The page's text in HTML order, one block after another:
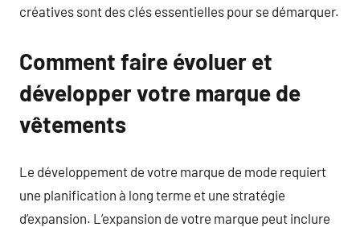
créatives sont des clés essentielles pour se démarquer.
Comment faire évoluer et
développer votre marque de
vêtements
Le développement de votre marque de mode requiert
une planification à long terme et une stratégie
d’expansion. L’expansion de votre marque peut inclure